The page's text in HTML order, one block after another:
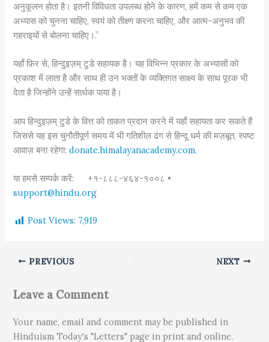
अनुकूलन होता है। इतनी विविधता उपलब्ध होने के कारण, हमें कम से कम एक
अभ्यास को चुनना चाहिए, स्वयं को तीक्ष्ण करना चाहिए, और आत्म-अनुभव की
गहराइयों से बोलना चाहिए।.”
यहाँ फ़िर से, हिन्दुइज़म् टुडे सहायक है। यह विभिन्न प्रकार के अभ्यासों को
प्रकाश में लाता है और साथ ही उन भक्तों के व्यक्तिगत साक्ष्य के साथ पूरक भी
देता है जिन्होंने उन्हें सार्थक पाया है।
आप हिन्दुइज़म् टुडे के वित्त को ताकत प्रदान करने में यहाँ सहायता कर सकते हैं
जिससे यह इस चुनौतीपूर्ण समय में भी गतिशील ढंग से हिन्दू धर्म की मज़बूत, स्पष्ट
आवाज़ बना रहेगा:donate.himalayanacademy.com.
या हमसे सम्पर्क करें: +१-८८८-४६४-१००८ •
support@hindu.org
Post Views: 7,919
PREVIOUS NEXT
Leave a Comment
Your name, email and comment may be published in
Hinduism Today's "Letters" page in print and online.